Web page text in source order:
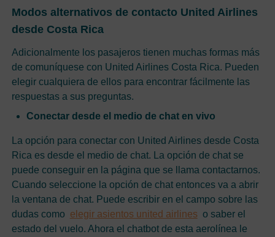
Modos alternativos de contacto United Airlines
desde Costa Rica
Adicionalmente los pasajeros tienen muchas formas más
de comuníquese con United Airlines Costa Rica. Pueden
elegir cualquiera de ellos para encontrar fácilmente las
respuestas a sus preguntas.
Conectar desde el medio de chat en vivo
La opción para conectar con United Airlines desde Costa
Rica es desde el medio de chat. La opción de chat se
puede conseguir en la página que se llama contactarnos.
Cuando seleccione la opción de chat entonces va a abrir
la ventana de chat. Puede escribir en el campo sobre las
dudas como elegir asientos united airlines o saber el
estado del vuelo. Ahora el chatbot de esta aerolínea le